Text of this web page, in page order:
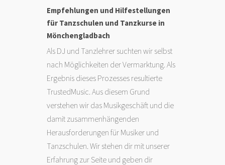
Empfehlungen und Hilfestellungen
für Tanzschulen und Tanzkurse in
Mönchengladbach
Als DJ und Tanzlehrer suchten wir selbst
nach Möglichkeiten der Vermarktung. Als
Ergebnis dieses Prozesses resultierte
TrustedMusic. Aus diesem Grund
verstehen wir das Musikgeschäft und die
damit zusammenhängenden
Herausforderungen für Musiker und
Tanzschulen. Wir stehen dir mit unserer
Erfahrung zur Seite und geben dir